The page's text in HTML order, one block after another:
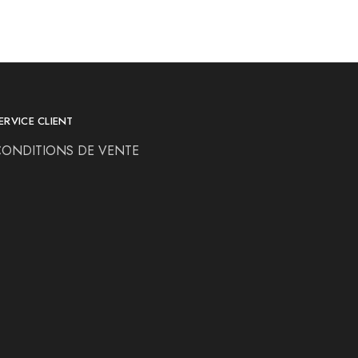
CLIENT
DE VENTE